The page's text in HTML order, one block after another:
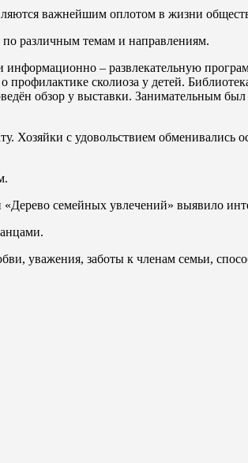
важнейшим оплотом в жизни
различным темам и направлениям.
информационно – развлекательную
сколиоза у детей.
обзор у выставки. Занимательным был
Хозяйки с удовольствием обменивались
семейных увлечений» выявило
уважения, заботы к членам семьи,